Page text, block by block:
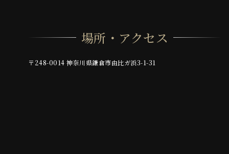
場所・アクセス
〒248-0014 神奈川県鎌倉市由比ガ浜3-1-31